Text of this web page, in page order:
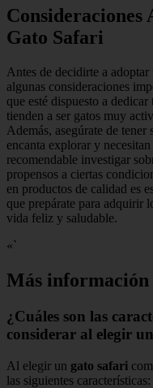
Consideraciones
Gato Safari
Antes de decidirte a adoptar
algunas consideraciones
que esté dispuesto a
tienden a ser gatos muy
Además, asegúrate de
encanta explorar y
recomendable investigar
propensos a ciertas
en productos de calidad es
que prepárate para adquirir
vida feliz y saludable.
«`
Más información
¿Cuáles son las
considerar al elegir
Al elegir un gato safari
las siguientes características: